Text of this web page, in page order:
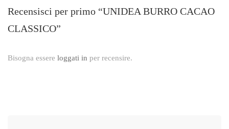
Recensisci per primo “UNIDEA BURRO CACAO
CLASSICO”
Bisogna essere loggati in per recensire.